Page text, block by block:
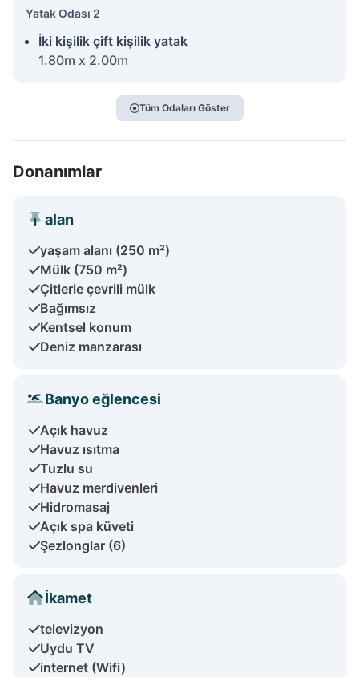
Yatak Odası 2
İki kişilik çift kişilik yatak
1.80m x 2.00m
Tüm Odaları Göster
Donanımlar
alan
yaşam alanı (250 m²)
Mülk (750 m²)
Çitlerle çevrili mülk
Bağımsız
Kentsel konum
Deniz manzarası
Banyo eğlencesi
Açık havuz
Havuz ısıtma
Tuzlu su
Havuz merdivenleri
Hidromasaj
Açık spa küveti
Şezlonglar (6)
İkamet
televizyon
Uydu TV
internet (Wifi)